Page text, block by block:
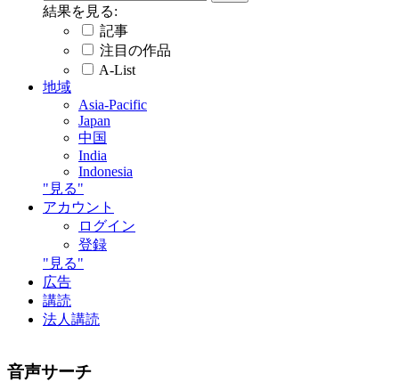
結果を見る:
記事
注目の作品
A-List
地域
Asia-Pacific
Japan
中国
India
Indonesia
"見る"
アカウント
ログイン
登録
"見る"
広告
講読
法人講読
音声サーチ